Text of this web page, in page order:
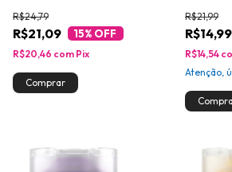
R$21,09
R$24,79
15% OFF
R$20,46 com Pix
R$14,99
R$21,99
R$14,54
Atenção,